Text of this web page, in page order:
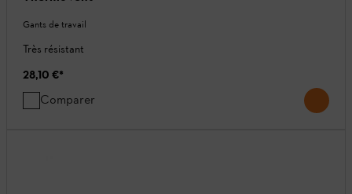
Gants de travail
Très résistant
28,10 €*
Comparer